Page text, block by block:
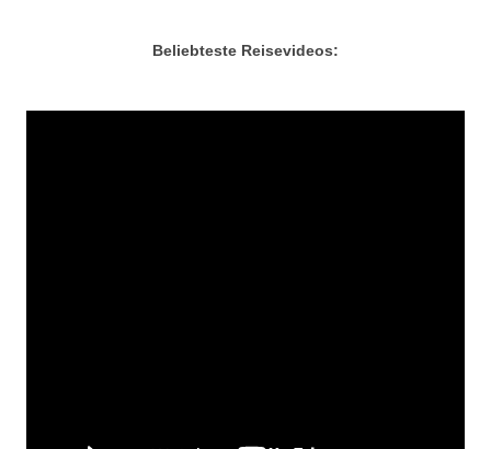
Beliebteste Reisevideos: